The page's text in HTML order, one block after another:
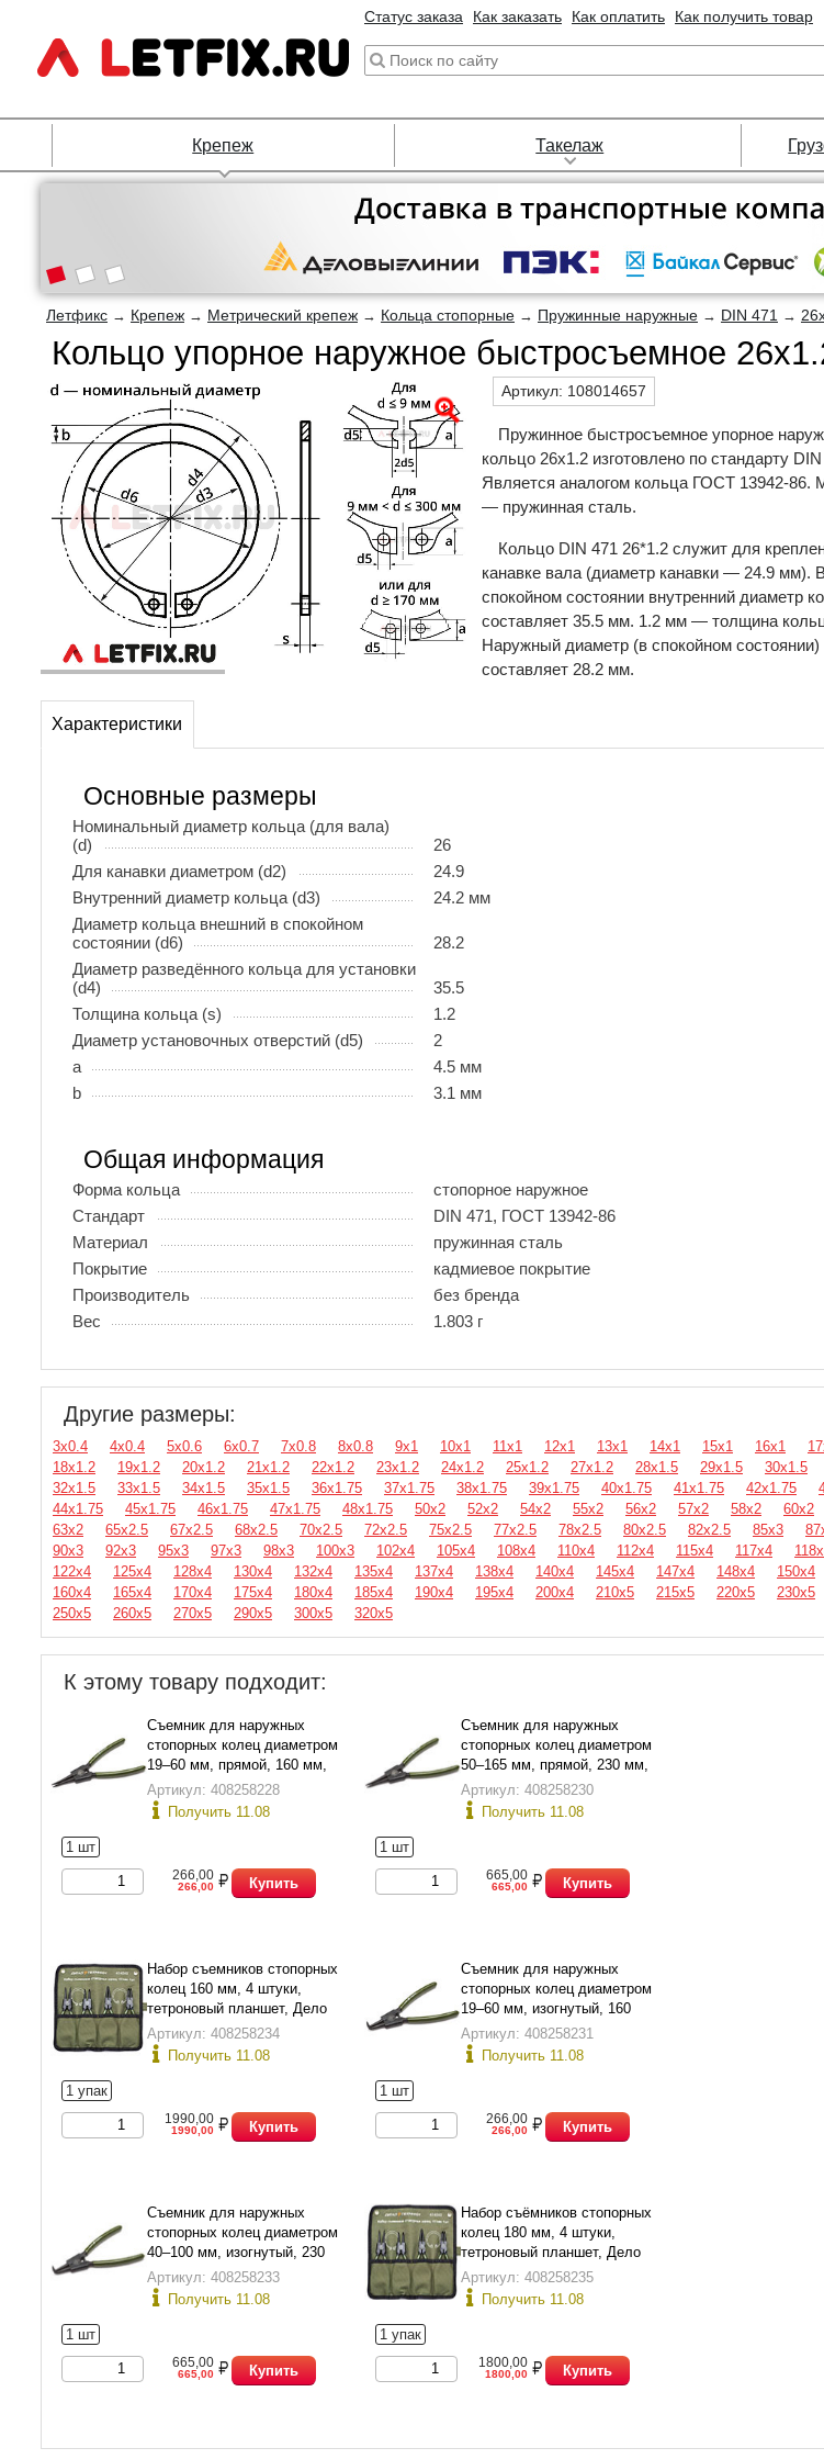
Статус заказа Как заказать Как оплатить Как получить товар
Крепеж Такелаж
Летфикс → Крепеж → Метрический крепеж → Кольца стопорные → Пружинные наружные → DIN 471 →
Кольцо упорное наружное быстросъемное
Артикул: 108014657
Пружинное быстросъемное упорное
кольцо 26х1.2 изготовлено по стандарту
Является аналогом кольца ГОСТ 13942-86.
— пружинная сталь.
Кольцо DIN 471 26*1.2 служит для
канавке вала (диаметр канавки — 24.9 мм).
спокойном состоянии внутренний диаметр
составляет 35.5 мм. 1.2 мм — толщина
Наружный диаметр (в спокойном состоянии)
составляет 28.2 мм.
Характеристики
Основные размеры
Номинальный диаметр кольца (для вала)
(d)
26
Для канавки диаметром (d2)
24.9
Внутренний диаметр кольца (d3)
24.2 мм
Диаметр кольца внешний в спокойном
состоянии (d6)
28.2
Диаметр разведённого кольца для установки
(d4)
35.5
Толщина кольца (s)
1.2
Диаметр установочных отверстий (d5)
2
a
4.5 мм
b
3.1 мм
Общая информация
Форма кольца
стопорное наружное
Стандарт
DIN 471, ГОСТ 13942-86
Материал
пружинная сталь
Покрытие
кадмиевое покрытие
Производитель
без бренда
Вес
1.803 г
Другие размеры:
3х0.4 4х0.4 5х0.6 6х0.7 7х0.8 8х0.8 9х1 10х1 11х1 12х1 13х1 14х1 15х1 16х1
18х1.2
19х1.2 20х1.2 21х1.2 22х1.2 23х1.2 24х1.2 25х1.2 27х1.2 28х1.5 29х1.5 30х1.5
32х1.5
33х1.5 34х1.5 35х1.5 36х1.75 37х1.75 38х1.75 39х1.75 40х1.75 41х1.75 42х1.75
44х1.75
45х1.75 46х1.75 47х1.75 48х1.75 50х2 52х2 54х2 55х2 56х2 57х2 58х2 60х2
63х2
65х2.5 67х2.5 68х2.5 70х2.5 72х2.5 75х2.5 77х2.5 78х2.5 80х2.5 82х2.5 85х3
90х3
92х3 95х3 97х3 98х3 100х3 102х4 105х4 108х4 110х4 112х4 115х4 117х4
122х4
125х4 128х4 130х4 132х4 135х4 137х4 138х4 140х4 145х4 147х4 148х4 150х4
160х4
165х4 170х4 175х4 180х4 185х4 190х4 195х4 200х4 210х5 215х5 220х5 230х5
250х5
260х5 270х5 290х5 300х5 320х5
К этому товару подходит:
Съемник для наружных
стопорных колец диаметром
19–60 мм, прямой, 160 мм,
Дело Техники 422161
Артикул: 408258228
Получить 11.08
1 шт
266,00
266,00 Купить
Съемник для наружных
стопорных колец диаметром
50–165 мм, прямой, 230 мм,
Дело Техники 422231
Артикул: 408258230
Получить 11.08
1 шт
665,00
665,00 Купить
Набор съемников стопорных
колец 160 мм, 4 штуки,
тетроновый планшет, Дело
Техники 424040
Артикул: 408258234
Получить 11.08
1 упак
1990,00
1990,00 Купить
Съемник для наружных
стопорных колец диаметром
19–60 мм, изогнутый, 160
мм, Дело Техники 423161
Артикул: 408258231
Получить 11.08
1 шт
266,00
266,00 Купить
Съемник для наружных
стопорных колец диаметром
40–100 мм, изогнутый, 230
мм, Дело Техники 423231
Артикул: 408258233
Получить 11.08
1 шт
665,00
665,00 Купить
Набор съёмников стопорных
колец 180 мм, 4 штуки,
тетроновый планшет, Дело
Техники 424041
Артикул: 408258235
Получить 11.08
1 упак
1800,00
1800,00 Купить